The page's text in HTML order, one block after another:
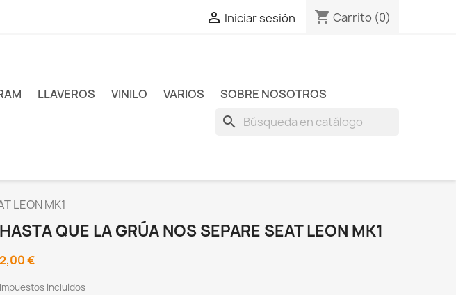
 Iniciar sesión shopping_cart Carrito (0)
LLAVEROS VINILO VARIOS SOBRE NOSOTROS
search
LEON MK1
HASTA QUE LA GRÚA NOS SEPARE SEAT LEON MK1
2,00 €
Impuestos incluidos